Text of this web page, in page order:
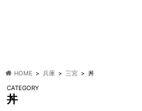
HOME 兵庫 三宮
丼
CATEGORY
丼